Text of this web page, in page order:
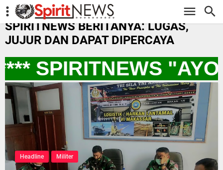
-->
SPIRITNEWS BERITANYA: LUGAS,
JUJUR DAN DAPAT DIPERCAYA
SPIRITNEWS "AYO
Headline Militer